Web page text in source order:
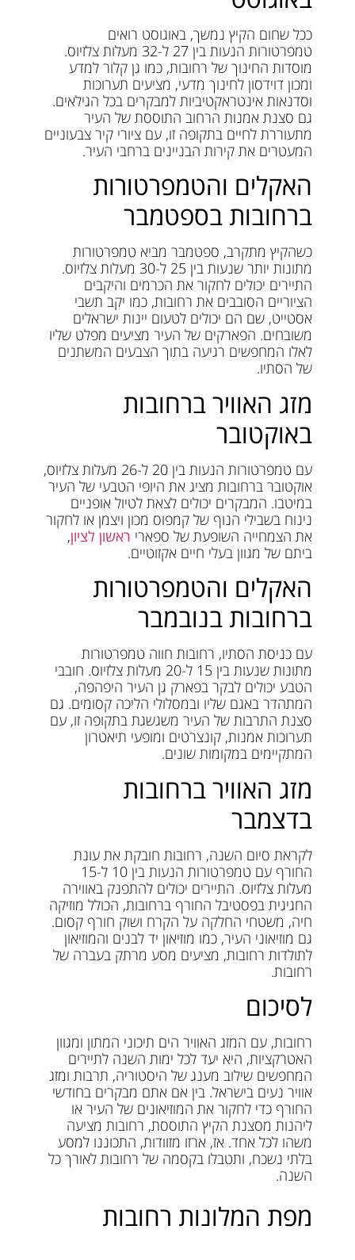
ככל שחום הקיץ נמשך, באוגוסט רואים
טמפרטורות הנעות בין 27 ל-32 מעלות צלזיוס.
מוסדות החינוך של רחובות, כמו גן קלור למדע
ומכון דוידסון לחינוך מדעי, מציעים תערוכות
וסדנאות אינטראקטיביות למבקרים בכל הגילאים.
גם סצנת אמנות הרחוב התוססת של העיר
מתעוררת לחיים בתקופה זו, עם ציורי קיר צבעוניים
המעטרים את קירות הבניינים ברחבי העיר.
האקלים והטמפרטורות
ברחובות בספטמבר
כשהקיץ מתקרב, ספטמבר מביא טמפרטורות
מתונות יותר שנעות בין 25 ל-30 מעלות צלזיוס.
התיירים יכולים לחקור את הכרמים והיקבים
הציוריים הסובבים את רחובות, כמו יקב תשבי
אסטייט, שם הם יכולים לטעום יינות ישראלים
משובחים. הפארקים של העיר מציעים מפלט שליו
לאלו המחפשים רגיעה בתוך הצבעים המשתנים
של הסתיו.
מזג האוויר ברחובות
באוקטובר
עם טמפרטורות הנעות בין 20 ל-26 מעלות צלזיוס,
אוקטובר ברחובות מציג את היופי הטבעי של העיר
במיטבו. המבקרים יכולים לצאת לטיול אופניים
נינוח בשבילי הנוף של קמפוס מכון ויצמן או לחקור
את הצמחייה השופעת של ספארי ראשון לציון,
ביתם של מגוון בעלי חיים אקזוטיים.
האקלים והטמפרטורות
ברחובות בנובמבר
עם כניסת הסתיו, רחובות חווה טמפרטורות
מתונות שנעות בין 15 ל-20 מעלות צלזיוס. חובבי
הטבע יכולים לבקר בפארק גן העיר היפהפה,
המתהדר באגם שליו ובמסלולי הליכה קסומים. גם
סצנת התרבות של העיר משגשגת בתקופה זו, עם
תערוכות אמנות, קונצרטים ומופעי תיאטרון
המתקיימים במקומות שונים.
מזג האוויר ברחובות
בדצמבר
לקראת סיום השנה, רחובות חובקת את עונת
החורף עם טמפרטורות הנעות בין 10 ל-15
מעלות צלזיוס. התיירים יכולים להתפנק באווירה
החגיגית בפסטיבל החורף ברחובות, הכולל מוזיקה
חיה, משטחי החלקה על הקרח ושוק חורף קסום.
גם מוזיאוני העיר, כמו מוזיאון יד לבנים והמוזיאון
לתולדות רחובות, מציעים מסע מרתק בעברה של
רחובות.
לסיכום
רחובות, עם המזג האוויר הים תיכוני המתון ומגוון
האטרקציות, היא יעד לכל ימות השנה לתיירים
המחפשים שילוב מענג של היסטוריה, תרבות ומזג
אוויר נעים בישראל. בין אם אתם מבקרים בחודשי
החורף כדי לחקור את המוזיאונים של העיר או
ליהנות מסצנת הקיץ התוססת, רחובות מציעה
משהו לכל אחד. אז, ארזו מזוודות, התכוננו למסע
בלתי נשכח, ותטבלו בקסמה של רחובות לאורך כל
השנה.
מפת המלונות רחובות